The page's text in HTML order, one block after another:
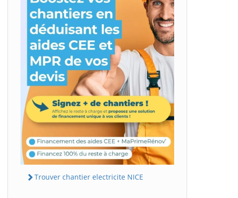
Trouver chantier electricite NICE